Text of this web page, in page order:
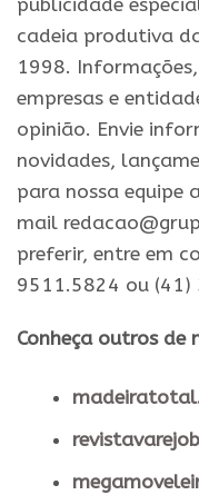
cadeia produtiva
1998.
empresas e
opinião. Envie
novidades,
para nossa equipe
mail
preferir, entre em
9511.5824 ou (41)
Conheça outros de